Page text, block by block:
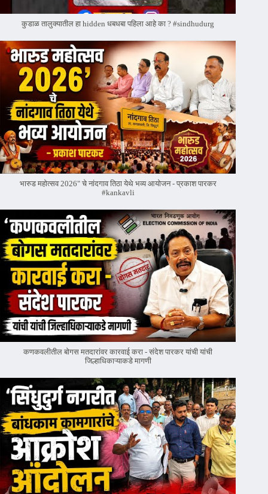
कुडाळ तालुक्यातील हा hidden धबधबा पहिला आहे का ? #sindhudurg
भारुड महोत्सव 2026" चे नांदगाव तिठा येथे भव्य आयोजन - प्रकाश पारकर
#kankavli
कणकवलीतील बोगस मतदारांवर‌ कारवाई करा - संदेश पारकर यांची यांची
जिल्हाधिकाऱ्याकडे मागणी